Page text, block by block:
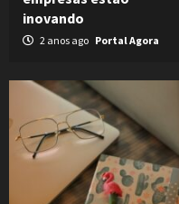
inovando
2 anos ago Portal Agora